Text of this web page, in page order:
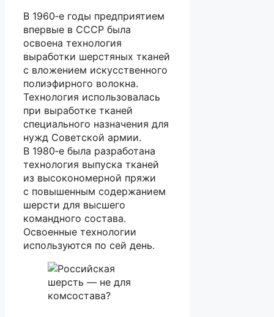
В 1960‑е годы предприятием
впервые в СССР была
освоена технология
выработки шерстяных тканей
с вложением искусственного
полиэфирного волокна.
Технология использовалась
при выработке тканей
специального назначения для
нужд Советской армии.
В 1980‑е была разработана
технология выпуска тканей
из высокономерной пряжи
с повышенным содержанием
шерсти для высшего
командного состава.
Освоенные технологии
используются по сей день.